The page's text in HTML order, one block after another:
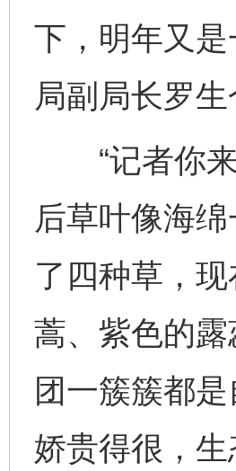
下，明年又
局副局长罗
“记者你来
后草叶像海
了四种草，
蒿、紫色的
团一簇簇都
娇贵得很，